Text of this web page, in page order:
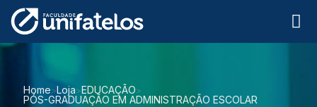
Home>Loja>EDUCAÇÃO>
PÓS-GRADUAÇÃO EM ADMINISTRAÇÃO ESCOLAR